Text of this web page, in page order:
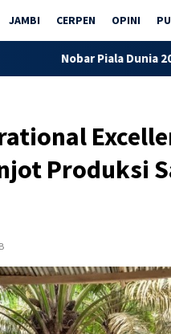
JAMBI CERPEN OPINI
Piala Dunia 2026 di Provinsi
Produksi